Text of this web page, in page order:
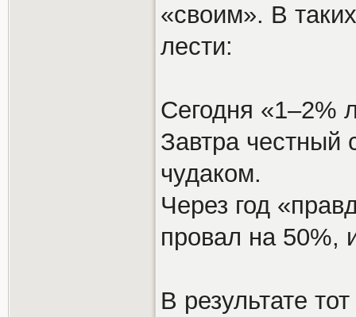
«своим». В
лести:
Сегодня «1–2%
Завтра честный
чудаком.
Через год
провал на 50%,
В результате